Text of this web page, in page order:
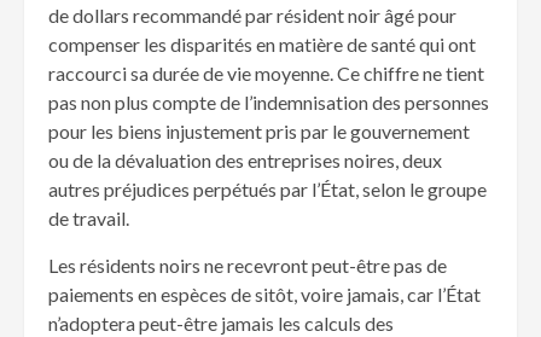
de dollars recommandé par résident noir âgé pour
compenser les disparités en matière de santé qui ont
raccourci sa durée de vie moyenne. Ce chiffre ne tient
pas non plus compte de l’indemnisation des personnes
pour les biens injustement pris par le gouvernement
ou de la dévaluation des entreprises noires, deux
autres préjudices perpétués par l’État, selon le groupe
de travail.
Les résidents noirs ne recevront peut-être pas de
paiements en espèces de sitôt, voire jamais, car l’État
n’adoptera peut-être jamais les calculs des